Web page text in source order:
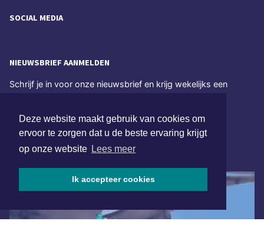
Deze website maakt gebruik van cookies om
ervoor te zorgen dat u de beste ervaring krijgt
op onze website Lees meer
Ik accepteer cookies
SOCIAL MEDIA
NIEUWSBRIEF AANMELDEN
Schrijf je in voor onze nieuwsbrief en krijg wekelijks een
Aanmelden
ONLINE DAGBLADEN